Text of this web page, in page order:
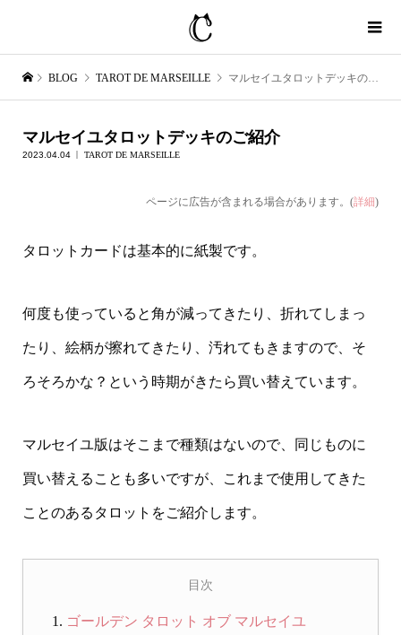
BLOG TAROT DE MARSEILLE マルセイユタロットデッキのご紹介
マルセイユタロットデッキのご紹介
2023.04.04 TAROT DE MARSEILLE
ページに広告が含まれる場合があります。(詳細)
タロットカードは基本的に紙製です。
何度も使っていると角が減ってきたり、折れてしまっ
たり、絵柄が擦れてきたり、汚れてもきますので、そ
ろそろかな？という時期がきたら買い替えています。
マルセイユ版はそこまで種類はないので、同じものに
買い替えることも多いですが、これまで使用してきた
ことのあるタロットをご紹介します。
目次
ゴールデン タロット オブ マルセイユ